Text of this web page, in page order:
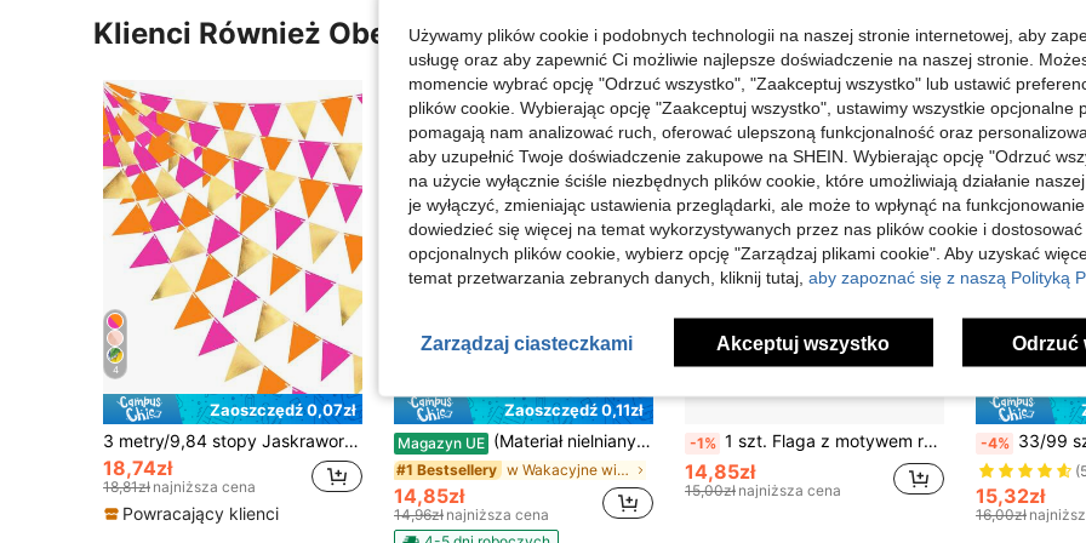
Klienci Również Obejrzeli
4
Zaoszczędź 0,07zł
3 metry/9,84 stopy Jaskraworóżowe, pomarańczowe, złote dekoracje imprezowe, różowo-pomarańczowe trójkątne flagi papierowe, girlanda, odpowiednie na ślub, urodziny, rocznice, wieczór panieński, wystrój domu i ogrodu
18,74zł
18,81zł najniższa cena
Powracający klienci
Zaoszczędź 0,11zł
Magazyn UE (Materiał nielniany) Serce + JEDEN / Serce + DWA / Flagi z napisem "WSZYSTKIEGO NAJLEPSZEGO" URODZIN, Dekoracja z motywem miłosnym na Walentynki, Urodziny, Rocznica ślubu Serce JEDEN, Flagi z napisem "B A B Y", Baner z napisem "Wszystkiego najlepszego z okazji urodzin" Serce DWA, Dekoracja na przyjęcie urodzinowe "WSZYSTKIEGO NAJLEPSZEGO", Proporczyk z napisem "Wesołych Świąt"
#1 Bestsellery w Wakacyjne wibracje Banery i proporczyki
14,85zł
14,96zł najniższa cena
-1% 1 szt. Flaga z motywem rybiego ogona, dekoracja na imprezę, prezent na przyjęcie urodzinowe, karnawał, Boże Narodzenie, Nowy Rok, wiszący proporczyk do ogrodu
14,85zł
15,00zł najniższa cena
-4% 33/99 szt. girlanda z lustrzanych gwiazdek, błyszczący srebrny baner tło dekoracyjne, do dekoracji domu, pokoju,
#2 Bestsellery
#2 Bestsellery
#2 Bestsellery
#2 Bestsellery
15,32zł
16,00zł
Używamy plików cookie i podobnych technologii na naszej stronie internetowej, aby
usługę oraz aby zapewnić Ci możliwie najlepsze doświadczenie na naszej stronie.
momencie wybrać opcję "Odrzuć wszystko", "Zaakceptuj wszystko" lub ustawić
plików cookie. Wybierając opcję "Zaakceptuj wszystko", ustawimy wszystkie opcjonalne
pomagają nam analizować ruch, oferować ulepszoną funkcjonalność oraz
aby uzupełnić Twoje doświadczenie zakupowe na SHEIN. Wybierając opcję "Odrzuć
na użycie wyłącznie ściśle niezbędnych plików cookie, które umożliwiają działanie
je wyłączyć, zmieniając ustawienia przeglądarki, ale może to wpłynąć na
dowiedzieć się więcej na temat wykorzystywanych przez nas plików cookie i
opcjonalnych plików cookie, wybierz opcję "Zarządzaj plikami cookie". Aby uzyskać
temat przetwarzania zebranych danych, kliknij tutaj, aby zapoznać się z naszą Polityką
Zarządzaj ciasteczkami Akceptuj wszystko Odrzuć